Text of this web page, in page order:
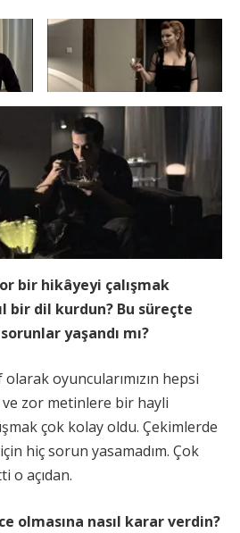
bir hikâyeyi çalışmak
bir dil kurdun? Bu süreçte
yaşandı mı?
oyuncularımızın hepsi
zor metinlere bir hayli
çok kolay oldu. Çekimlerde
hiç sorun yasamadım. Çok
o açıdan.
olmasına nasıl karar verdin?